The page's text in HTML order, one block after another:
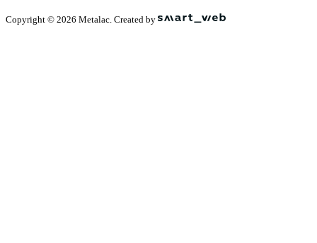
Copyright © 2026 Metalac. Created by